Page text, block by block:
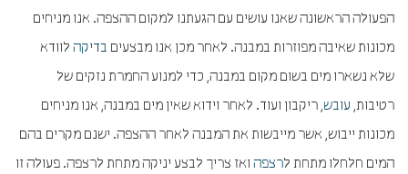
הפעולה הראשונה שאנו עושים עם הגעתנו למקום ההצפה. אנו מניחים
מכונות שאיבה מפוזרות במבנה. לאחר מכן אנו מבצעים בדיקה לוודא
שלא נשארו מים בשום מקום במבנה, כדי למנוע החמרת נזקים של
רטיבות, עובש, ריקבון ועוד. לאחר וידוא שאין מים במבנה, אנו מניחים
מכונות ייבוש, אשר מייבשות את המבנה לאחר ההצפה. ישנם מקרים בהם
המים חלחלו מתחת לרצפה ואז צריך לבצע יניקה מתחת לרצפה. פעולה זו